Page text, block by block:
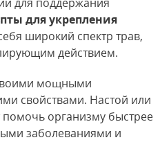
для укрепления
широкий спектр трав,
действием.
мощными
свойствами. Настой или
организму быстрее
заболеваниями и